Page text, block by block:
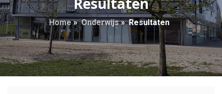
Home» Onderwijs» Resultaten